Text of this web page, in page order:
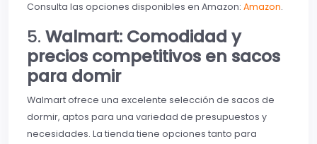
Consulta las opciones disponibles en Amazon: Amazon.
5. Walmart: Comodidad y
precios competitivos en sacos
para domir
Walmart ofrece una excelente selección de sacos de
dormir, aptos para una variedad de presupuestos y
necesidades. La tienda tiene opciones tanto para